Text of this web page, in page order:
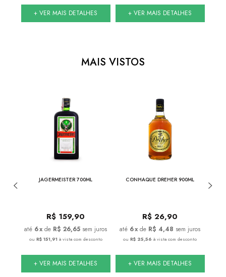
+ VER MAIS DETALHES + VER MAIS DETALHES
MAIS VISTOS
JAGERMEISTER 700ML
R$ 159,90
6x de R$ 26,65 sem juros
ou R$ 151,91 à vista com desconto
+ VER MAIS DETALHES
CONHAQUE DREHER 900ML
R$ 26,90
6x de R$ 4,48 sem juros
ouR$ 25,56 à vista com desconto
+ VER MAIS DETALHES